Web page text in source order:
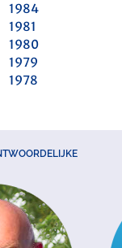
1984
1981
1980
1979
1978